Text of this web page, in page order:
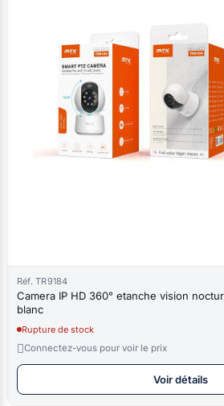
Réf. TR9184
Camera IP HD 360° etanche vision
blanc
Rupture de stock
Connectez-vous pour voir le prix
Voir détails